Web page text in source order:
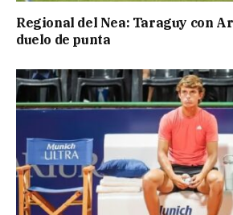
Regional del Nea: Taraguy con
duelo de punta